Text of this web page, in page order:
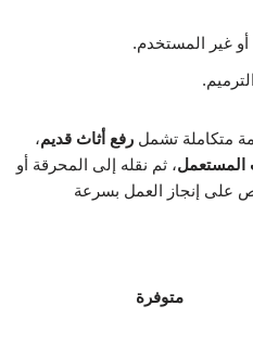
أو غير المستخدم.
متكاملة تشمل رفع أثاث قديم،
المستعمل، ثم نقله إلى المحرقة أو
على إنجاز العمل بسرعة
متوفرة